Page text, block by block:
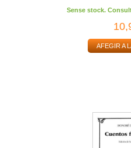
Sense stock.
AFEGIR A